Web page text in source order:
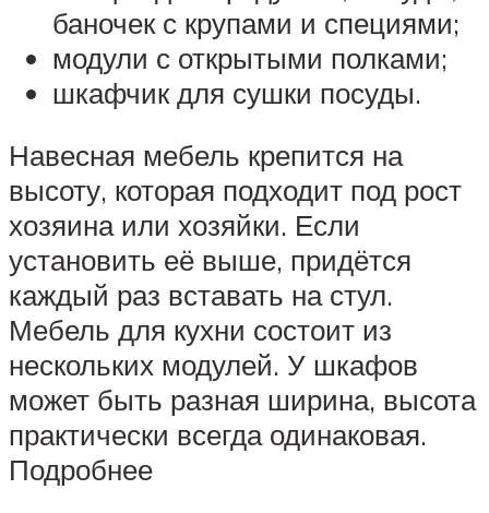
баночек с крупами и специями;
модули с открытыми полками;
шкафчик для сушки посуды.
Навесная мебель крепится на
высоту, которая подходит под рост
хозяина или хозяйки. Если
установить её выше, придётся
каждый раз вставать на стул.
Мебель для кухни состоит из
нескольких модулей. У шкафов
может быть разная ширина, высота
практически всегда одинаковая.
Подробнее